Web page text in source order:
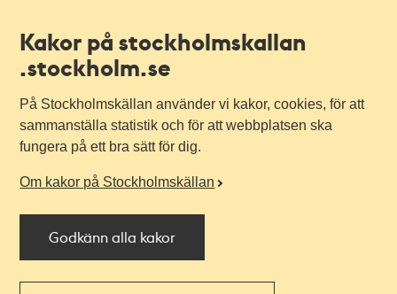
Kakor på stockholmskallan
.stockholm.se
På Stockholmskällan använder vi kakor, cookies, för att
sammanställa statistik och för att webbplatsen ska
fungera på ett bra sätt för dig.
Om kakor på Stockholmskällan
Godkänn alla kakor